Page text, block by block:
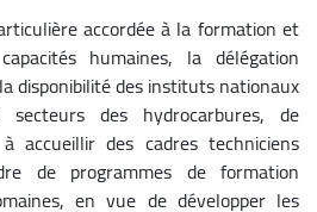
accordée à la formation et
humaines, la délégation
disponibilité des instituts nationaux
des hydrocarbures, de
accueillir des cadres techniciens
de programmes de formation
en vue de développer les